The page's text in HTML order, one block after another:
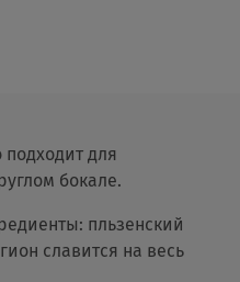
для
бокале.
пльзенский
славится на весь